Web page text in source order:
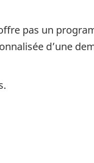
pas un
d’une